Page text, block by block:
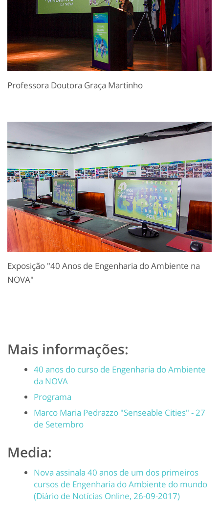
Professora Doutora Graça Martinho
Exposição "40 Anos de Engenharia do Ambiente na
NOVA"
Mais informações:
40 anos do curso de Engenharia do Ambiente
da NOVA
Programa
Marco Maria Pedrazzo "Senseable Cities" - 27
de Setembro
Media:
Nova assinala 40 anos de um dos primeiros
cursos de Engenharia do Ambiente do mundo
(Diário de Notícias Online, 26-09-2017)